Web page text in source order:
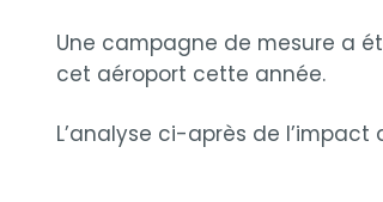
Une campagne de mesure a
cet aéroport cette année.
L’analyse ci-après de